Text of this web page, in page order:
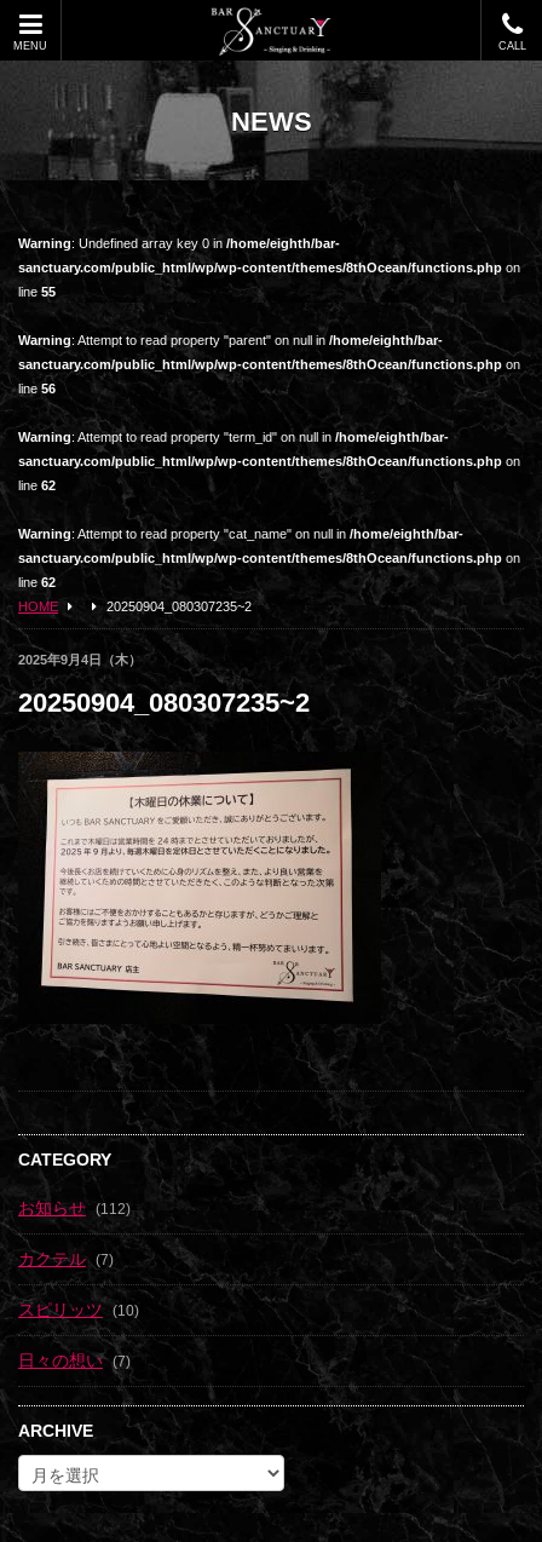
MENU CALL
NEWS
Warning: Undefined array key 0 in /home/eighth/bar-
sanctuary.com/public_html/wp/wp-content/themes/8thOcean/functions.php on
line 55
Warning: Attempt to read property "parent" on null in/home/eighth/bar-
sanctuary.com/public_html/wp/wp-content/themes/8thOcean/functions.php on
line 56
Warning: Attempt to read property "term_id" on null in /home/eighth/bar-
sanctuary.com/public_html/wp/wp-content/themes/8thOcean/functions.php on
line 62
Warning: Attempt to read property "cat_name" on null in /home/eighth/bar-
sanctuary.com/public_html/wp/wp-content/themes/8thOcean/functions.php on
line 62
HOME
20250904_080307235~2
2025年9月4日（木）
20250904_080307235~2
CATEGORY
お知らせ (112)
カクテル (7)
スピリッツ (10)
日々の想い (7)
ARCHIVE